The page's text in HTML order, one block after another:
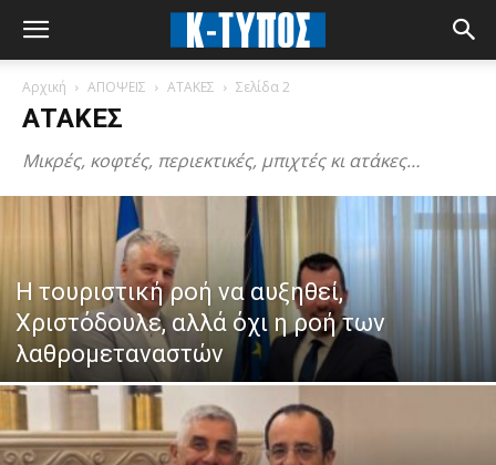
Αρχική ΑΠΟΨΕΙΣ ΑΤΑΚΕΣ Σελίδα 2
ΑΤΑΚΕΣ
Μικρές, κοφτές, περιεκτικές, μπιχτές κι ατάκες…
Η τουριστική ροή να αυξηθεί,
Χριστόδουλε, αλλά όχι η ροή των
λαθρομεταναστών